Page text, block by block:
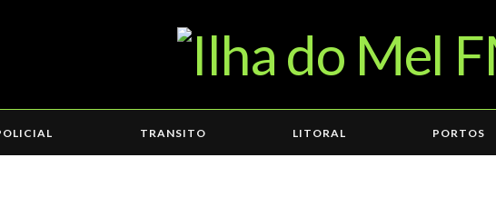
TRANSITO LITORAL PORTOS